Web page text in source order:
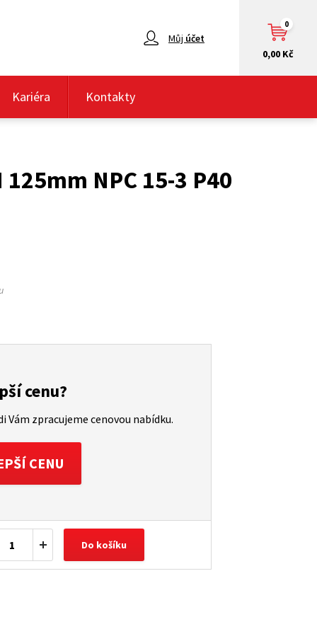
0,00 Kč
0
Můj účet
Kariéra Kontakty
NPC 15-3 P40
cenu?
Vám zpracujeme cenovou nabídku.
CENU
Do košíku